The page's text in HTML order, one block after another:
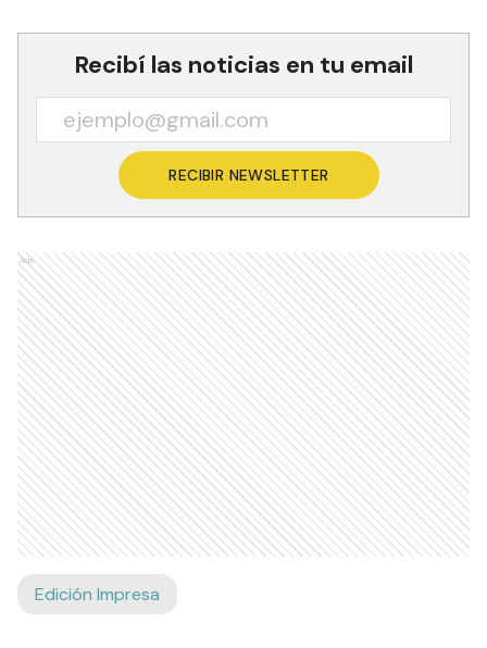
Recibí las noticias en tu email
RECIBIR NEWSLETTER
Ads
Edición Impresa